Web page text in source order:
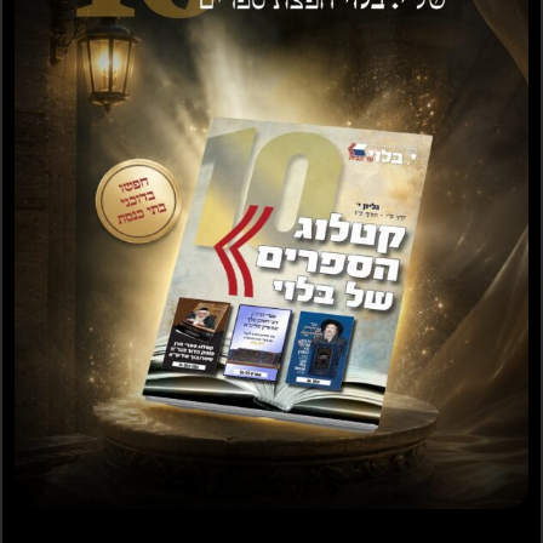
₪149.00
₪ 100.00
הוספה לסל
משניות הדף היומי
מהדורת הלפרין
ירושלמי מפורש ומבואר
/ ברכות / פאה דמאי /